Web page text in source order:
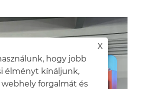
>>
X
hogy jobb
élményt kínáljunk,
forgalmát és